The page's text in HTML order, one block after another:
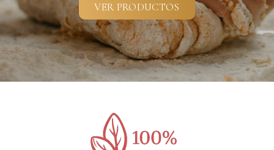
VER PRODUCTOS